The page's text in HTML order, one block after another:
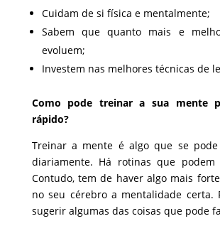
Cuidam de si física e mentalmente;
Sabem que quanto mais e
evoluem;
Investem nas melhores técnicas de
Como pode treinar a sua mente
rápido?
Treinar a mente é algo que se
diariamente. Há rotinas que podem
Contudo, tem de haver algo mais
no seu cérebro a mentalidade certa.
sugerir algumas das coisas que pode